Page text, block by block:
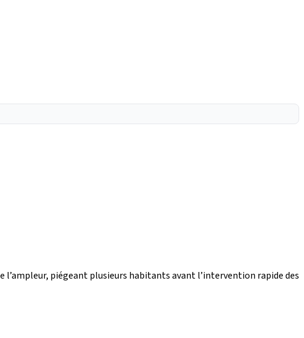
l’ampleur, piégeant plusieurs habitants avant l’intervention rapide des